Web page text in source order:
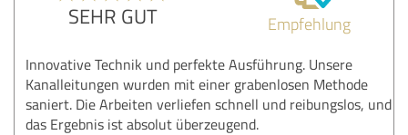
SEHR GUT Empfehlung
Innovative Technik und perfekte Ausführung. Unsere
Kanalleitungen wurden mit einer grabenlosen Methode
saniert. Die Arbeiten verliefen schnell und reibungslos, und
das Ergebnis ist absolut überzeugend.